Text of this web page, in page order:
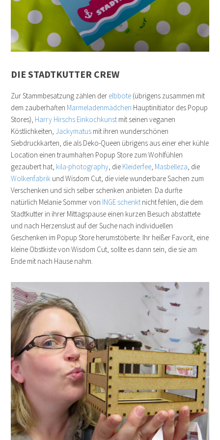
DIE STADTKUTTER CREW
Zur Stammbesatzung zählen der elbbote (übrigens zusammen mit
dem zauberhaften Marmeladenmädchen Hauptinitiator des Popup
Stores), Harry Hirschs Einkochkunst mit seinen veganen
Köstlichkeiten, Jackymatus mit ihren wunderschönen
Siebdruckkarten, die als Deko-Queen übrigens aus einer eher kühle
Location einen traumhaften Popup Store zum Wohlfühlen
gezaubert hat, kila-photography, die Kleiderfee, Masbelleza, die
Wolkenfabrik und Wisdom Cut, die viele wunderbare Sachen zum
Verschenken und sich selber schenken anbieten. Da durfte
natürlich Melanie Sommer von INGE schenkt nicht fehlen, die dem
Stadtkutter in ihrer Mittagspause einen kurzen Besuch abstattete
und nach Herzenslust auf der Suche nach individuellen
Geschenken im Popup Store herumstöberte. Ihr heißer Favorit, eine
kleine Obstkiste von Wisdom Cut, sollte es dann sein, die sie am
Ende mit nach Hause nahm.